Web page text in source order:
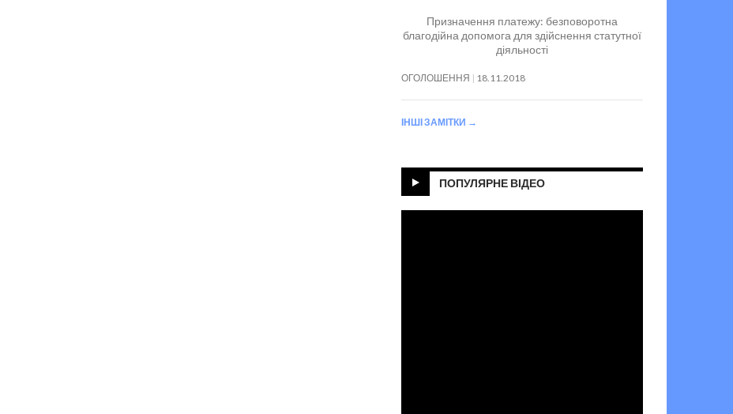
Призначення платежу: безповоротна
благодійна допомога для здійснення статутної
діяльності
ОГОЛОШЕННЯ 18.11.2018
ІНШІ ЗАМІТКИ →
ПОПУЛЯРНЕ ВІДЕО